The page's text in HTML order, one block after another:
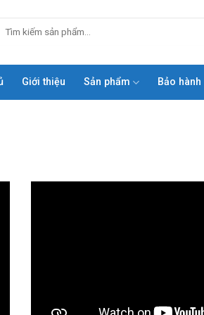
Giới thiệu Sản phẩm Bảo hành